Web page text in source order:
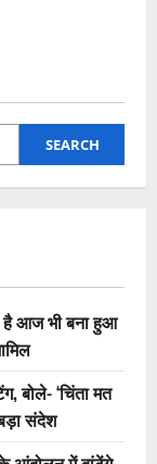
SEARCH
है आज भी बना हुआ
बोले- ‘चिंता मत
संदेश